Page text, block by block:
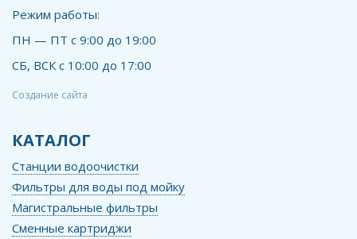
Режим работы:
ПН — ПТ с 9:00 до 19:00
СБ, ВСК с 10:00 до 17:00
Создание сайта
КАТАЛОГ
Станции водоочистки
Фильтры для воды под мойку
Магистральные фильтры
Сменные картриджи